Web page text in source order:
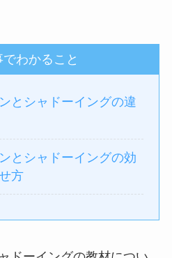
わかること
とシャドーイングの違
とシャドーイングの効
方